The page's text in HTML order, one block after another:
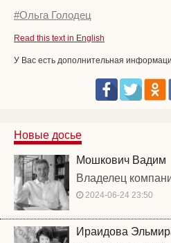
#Ольга Голодец
Read this text in English
У Вас есть дополнительная
Новые досье
Мошкович Вадим
Владелец
2024-06-24 23:50
Ираидова